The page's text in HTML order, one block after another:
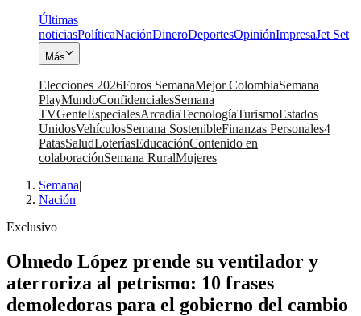
Últimas
noticiasPolíticaNaciónDineroDeportesOpiniónImpresaJet Set
Más
Elecciones 2026Foros SemanaMejor ColombiaSemana
PlayMundoConfidencialesSemana
TVGenteEspecialesArcadiaTecnologíaTurismoEstados
UnidosVehículosSemana SostenibleFinanzas Personales4
PatasSaludLoteríasEducaciónContenido en
colaboraciónSemana RuralMujeres
Semana|
Nación
Exclusivo
Olmedo López prende su ventilador y
aterroriza al petrismo: 10 frases
demoledoras para el gobierno del cambio